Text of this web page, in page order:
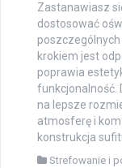
Zastanawiasz
dostosować
krokiem jest
poprawia
funkcjonalność.
na lepsze
atmosferę i
konstrukcja
Strefowanie i